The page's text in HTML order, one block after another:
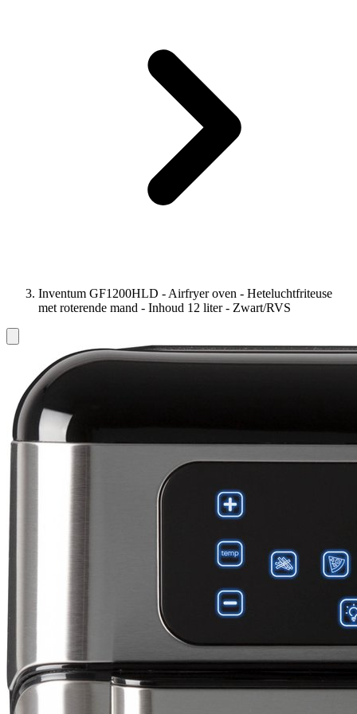
Inventum GF1200HLD - Airfryer oven - Heteluchtfriteuse
met roterende mand - Inhoud 12 liter - Zwart/RVS